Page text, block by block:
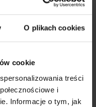
O plikach cookies
cookie
treści
i
Informacje o tym, jak
nam wybór
o ochronie oczu.
potrzebny
orazochrona oczu
zależy od upodobań